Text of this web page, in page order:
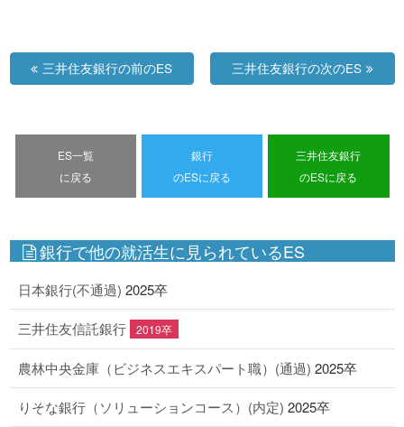
三井住友銀行の前のES 三井住友銀行の次のES
ES一覧
に戻る
銀行
のESに戻る
三井住友銀行
のESに戻る
銀行で他の就活生に見られているES
日本銀行(不通過) 2025卒
三井住友信託銀行 2019卒
農林中央金庫（ビジネスエキスパート職）(通過) 2025卒
りそな銀行（ソリューションコース）(内定) 2025卒